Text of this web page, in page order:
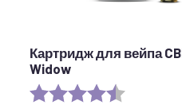
Картридж для вейпа
Widow
Рейтинг: